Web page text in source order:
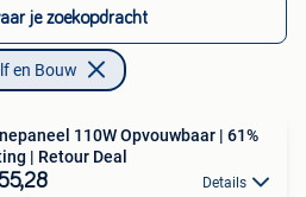
je zoekopdracht
en Bouw
110W Opvouwbaar | 61%
| Retour Deal
Details